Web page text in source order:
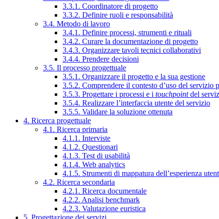
3.3.1. Coordinatore di progetto
3.3.2. Definire ruoli e responsabilità
3.4. Metodo di lavoro
3.4.1. Definire processi, strumenti e rituali
3.4.2. Curare la documentazione di progetto
3.4.3. Organizzare tavoli tecnici collaborativi
3.4.4. Prendere decisioni
3.5. Il processo progettuale
3.5.1. Organizzare il progetto e la sua gestione
3.5.2. Comprendere il contesto d’uso del servizio
3.5.3. Progettare i processi e i touchpointdel
3.5.4. Realizzare l’interfaccia utente del servizio
3.5.5. Validare la soluzione ottenuta
4. Ricerca progettuale
4.1. Ricerca primaria
4.1.1. Interviste
4.1.2. Questionari
4.1.3. Test di usabilità
4.1.4. Web analytics
4.1.5. Strumenti di mappatura dell’esperienza
4.2. Ricerca secondaria
4.2.1. Ricerca documentale
4.2.2. Analisi benchmark
4.2.3. Valutazione euristica
5. Progettazione dei servizi